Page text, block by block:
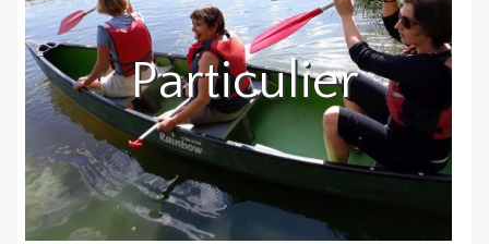
Particulier